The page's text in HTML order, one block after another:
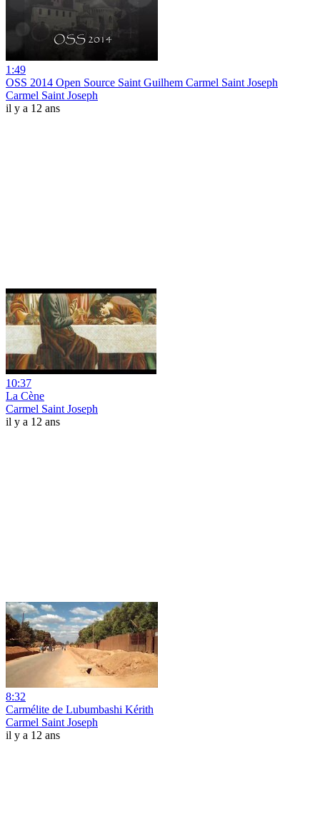
1:49
OSS 2014 Open Source Saint Guilhem Carmel Saint Joseph
Carmel Saint Joseph
il y a 12 ans
10:37
La Cène
Carmel Saint Joseph
il y a 12 ans
8:32
Carmélite de Lubumbashi Kérith
Carmel Saint Joseph
il y a 12 ans